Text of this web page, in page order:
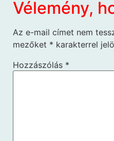
Vélemény,
Az e-mail címet nem
mezőket * karakterrel
Hozzászólás *